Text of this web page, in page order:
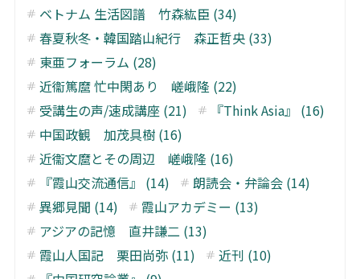
ベトナム 生活図譜 竹森紘臣 (34)
春夏秋冬・韓国踏山紀行 森正哲央 (33)
東亜フォーラム (28)
近衞篤麿 忙中閑あり 嵯峨隆 (22)
受講生の声/速成講座 (21)
『Think Asia』 (16)
中国政観 加茂具樹 (16)
近衞文麿とその周辺 嵯峨隆 (16)
『霞山交流通信』 (14)
朗読会・弁論会 (14)
異郷見聞 (14)
霞山アカデミー (13)
アジアの記憶 直井謙二 (13)
霞山人国記 栗田尚弥 (11)
近刊 (10)